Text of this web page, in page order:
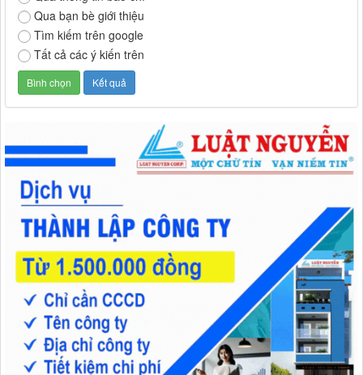
Qua bạn bè giới thiệu
Tìm kiếm trên google
Tất cả các ý kiến trên